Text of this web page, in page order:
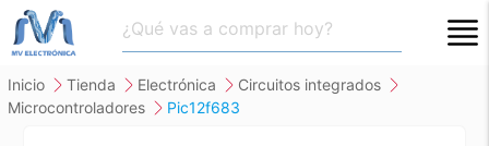
inicio tienda electrónica
circuitos integrados
microcontroladores
pic12f683